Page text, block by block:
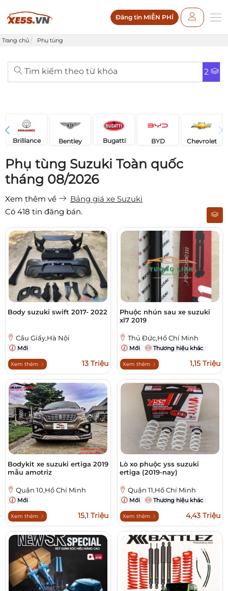
Đăng tin MIỄN PHÍ
Trang chủ Phụ tùng
Tìm kiếm theo từ khóa 2
Brilliance Bentley Bugatti BYD Chevrolet
Phụ tùng Suzuki Toàn quốc
tháng 08/2026
Xem thêm về
Bảng giá xe Suzuki
Có 418 tin đăng bán.
Body suzuki swift 2017- 2022
Cầu Giấy,Hà Nội
Mới
Xem thêm 13 Triệu
Phuộc nhún sau xe suzuki
xl7 2019
Thủ Đức,Hồ Chí Minh
Mới Thương hiệu khác
Xem thêm 1,15 Triệu
Bodykit xe suzuki ertiga 2019
mẫu amotriz
Quận 10,Hồ Chí Minh
Mới
Xem thêm 15,1 Triệu
Lò xo phuộc yss suzuki
ertiga (2019-nay)
Quận 11,Hồ Chí Minh
Mới Thương hiệu khác
Xem thêm 4,43 Triệu